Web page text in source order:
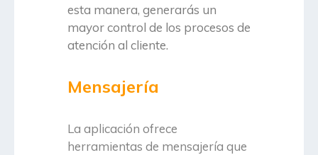
esta manera, generarás un
mayor control de los procesos de
atención al cliente.
Mensajería
La aplicación ofrece
herramientas de mensajería que